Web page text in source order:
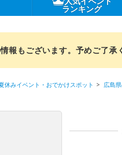
ランキング
報もございます。予めご了承
休みイベント・おでかけスポット
広島